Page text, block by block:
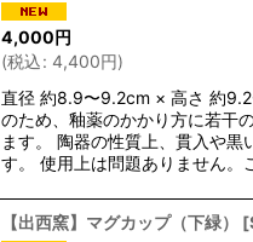
4,000円
(税込: 4,400円)
直径 約8.9〜9.2cm × 高さ 約
のため、釉薬のかかり方に若干
ます。 陶器の性質上、貫入や黒
す。 使用上は問題ありません。
【出西窯】マグカップ（下緑） [